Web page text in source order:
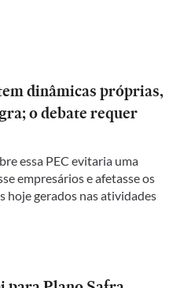
dinâmicas próprias,
o debate requer
essa PEC evitaria uma
empresários e afetasse os
hoje gerados nas atividades